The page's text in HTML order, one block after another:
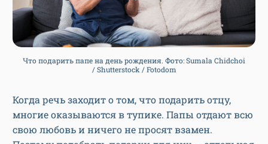
Что подарить папе на день рождения. Фото: Sumala Chidchoi
/ Shutterstock / Fotodom
Когда речь заходит о том, что подарить отцу,
многие оказываются в тупике. Папы отдают всю
свою любовь и ничего не просят взамен.